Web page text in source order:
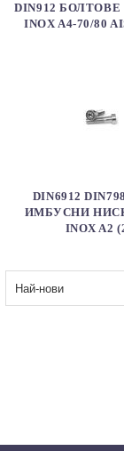
DIN912
INOX A4-70/80
DIN6912
ИМБУСНИ
INOX A2